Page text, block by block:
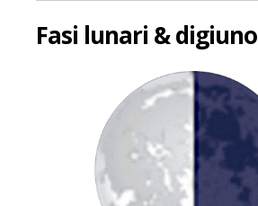
Fasi lunari & digiuno